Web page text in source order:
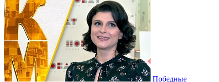
Победные